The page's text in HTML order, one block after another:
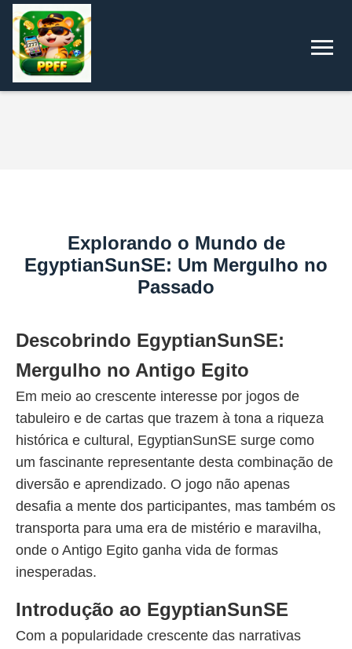
Explorando o Mundo de
EgyptianSunSE: Um Mergulho no
Passado
Descobrindo EgyptianSunSE:
Mergulho no Antigo Egito
Em meio ao crescente interesse por jogos de
tabuleiro e de cartas que trazem à tona a riqueza
histórica e cultural, EgyptianSunSE surge como
um fascinante representante desta combinação de
diversão e aprendizado. O jogo não apenas
desafia a mente dos participantes, mas também os
transporta para uma era de mistério e maravilha,
onde o Antigo Egito ganha vida de formas
inesperadas.
Introdução ao EgyptianSunSE
Com a popularidade crescente das narrativas